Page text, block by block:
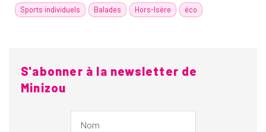
Sports individuels
Balades Hors-Isère éco
S'abonner à la newsletter de
Minizou